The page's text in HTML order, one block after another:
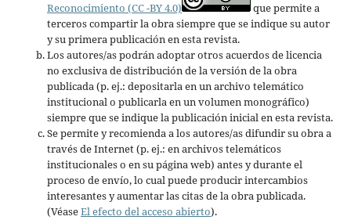
Reconocimiento (CC -BY 4.0)
que permite a
terceros compartir la obra siempre que se indique su autor
y su primera publicación en esta revista.
Los autores/as podrán adoptar otros acuerdos de licencia
no exclusiva de distribución de la versión de la obra
publicada (p. ej.: depositarla en un archivo telemático
institucional o publicarla en un volumen monográfico)
siempre que se indique la publicación inicial en esta revista.
Se permite y recomienda a los autores/as difundir su obra a
través de Internet (p. ej.: en archivos telemáticos
institucionales o en su página web) antes y durante el
proceso de envío, lo cual puede producir intercambios
interesantes y aumentar las citas de la obra publicada.
(VéaseEl efecto del acceso abierto).